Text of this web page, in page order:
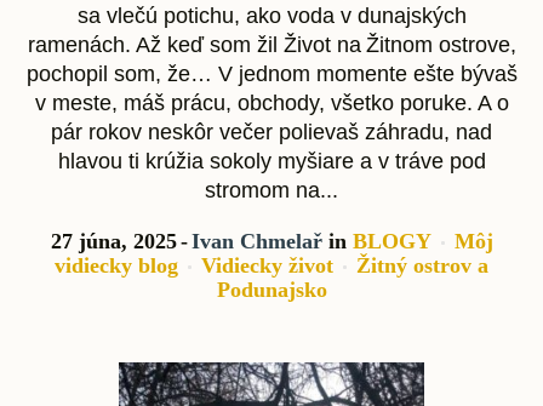
sa vlečú potichu, ako voda v dunajských
ramenách. Až keď som žil Život na Žitnom ostrove,
pochopil som, že… V jednom momente ešte bývaš
v meste, máš prácu, obchody, všetko poruke. A o
pár rokov neskôr večer polievaš záhradu, nad
hlavou ti krúžia sokoly myšiare a v tráve pod
stromom na...
27 júna, 2025 Ivan Chmelařin BLOGY
Môj
vidiecky blog
Vidiecky život
Žitný ostrov a
Podunajsko